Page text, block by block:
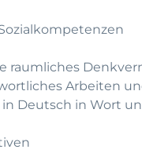
raumliches
Arbeiten
Deutsch in Wort